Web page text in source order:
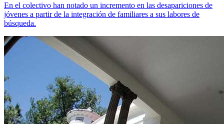
En el colectivo han notado un incremento en las desapariciones de
jóvenes a partir de la integración de familiares a sus labores de
búsqueda.